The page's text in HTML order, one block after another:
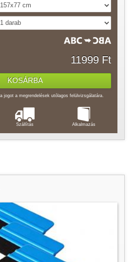
11999 Ft
jogot a megrendelések utólagos felülvizsgálatára.
Szállítás Alkalmazás